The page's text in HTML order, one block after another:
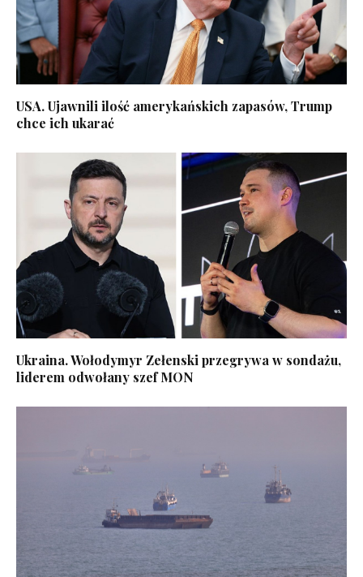
USA. Ujawnili ilość amerykańskich zapasów, Trump
chce ich ukarać
Ukraina. Wołodymyr Zełenski przegrywa w sondażu,
liderem odwołany szef MON